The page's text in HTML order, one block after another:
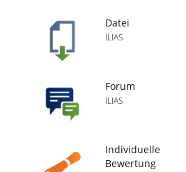
Datei
ILIAS
Forum
ILIAS
Individuelle
Bewertung